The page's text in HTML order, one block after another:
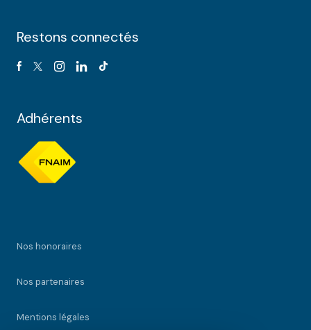
Restons connectés
Adhérents
Nos honoraires
Nos partenaires
Mentions légales